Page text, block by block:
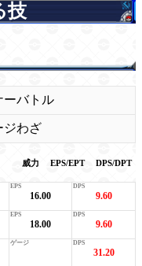
技
ーバトル
ジわざ
威力 EPS/EPT DPS/DPT
16.00 9.60
18.00 9.60
31.20